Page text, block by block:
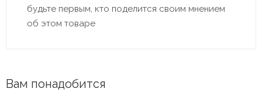
будьте первым, кто поделится своим мнением
об этом товаре
Вам понадобится